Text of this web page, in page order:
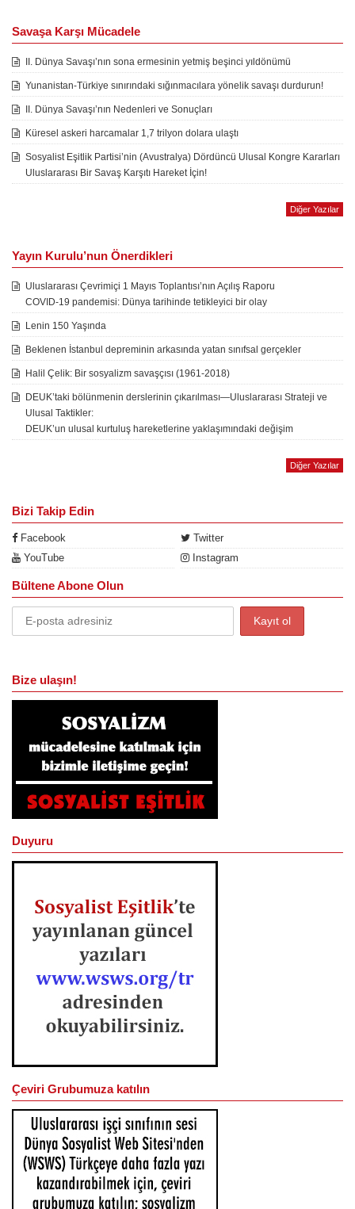
Savaşa Karşı Mücadele
II. Dünya Savaşı’nın sona ermesinin yetmiş beşinci yıldönümü
Yunanistan-Türkiye sınırındaki sığınmacılara yönelik savaşı durdurun!
II. Dünya Savaşı’nın Nedenleri ve Sonuçları
Küresel askeri harcamalar 1,7 trilyon dolara ulaştı
Sosyalist Eşitlik Partisi’nin (Avustralya) Dördüncü Ulusal Kongre Kararları
Uluslararası Bir Savaş Karşıtı Hareket İçin!
Diğer Yazılar
Yayın Kurulu’nun Önerdikleri
Uluslararası Çevrimiçi 1 Mayıs Toplantısı’nın Açılış Raporu
COVID-19 pandemisi: Dünya tarihinde tetikleyici bir olay
Lenin 150 Yaşında
Beklenen İstanbul depreminin arkasında yatan sınıfsal gerçekler
Halil Çelik: Bir sosyalizm savaşçısı (1961-2018)
DEUK’taki bölünmenin derslerinin çıkarılması—Uluslararası Strateji ve
Ulusal Taktikler:
DEUK’un ulusal kurtuluş hareketlerine yaklaşımındaki değişim
Diğer Yazılar
Bizi Takip Edin
Facebook
Twitter
YouTube
Instagram
Bültene Abone Olun
Bize ulaşın!
Duyuru
Çeviri Grubumuza katılın